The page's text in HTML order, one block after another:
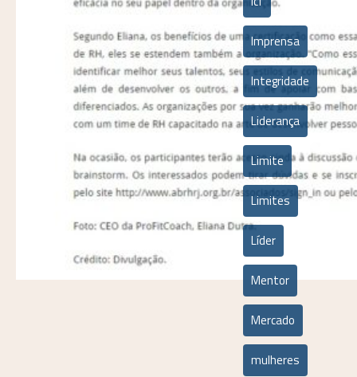
Imprensa
Integridade
Liderança
Limite
Limites
Líder
Mentor
Mercado
mulheres